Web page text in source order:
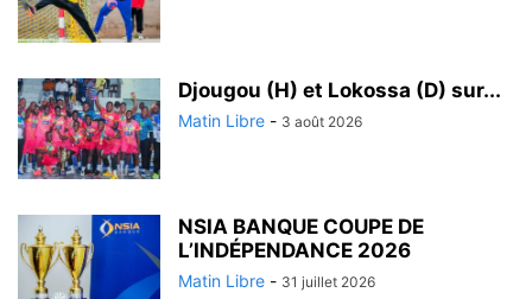
Djougou (H) et Lokossa (D) sur...
Matin Libre - 3 août 2026
NSIA BANQUE COUPE DE
L’INDÉPENDANCE 2026
Matin Libre - 31 juillet 2026